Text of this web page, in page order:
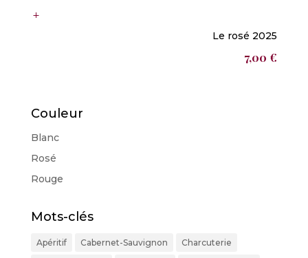
Le rosé 2025
7,00 €
Couleur
Blanc
Rosé
Rouge
Mots-clés
Apéritif Cabernet-Sauvignon Charcuterie